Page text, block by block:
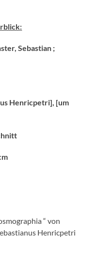
:
Sebastian ;
Henricpetri], [um
“ von
Henricpetri